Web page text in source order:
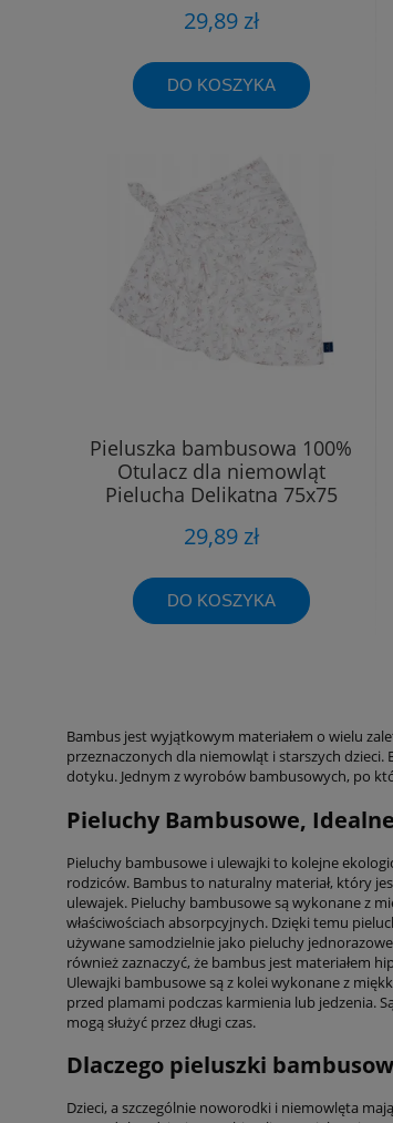
29,89 zł
DO KOSZYKA
Pieluszka bambusowa 100%
Otulacz dla niemowląt
Pielucha Delikatna 75x75
29,89 zł
DO KOSZYKA
Bambus jest wyjątkowym materiałem o wielu
przeznaczonych dla niemowląt i starszych
dotyku. Jednym z wyrobów bambusowych, po
Pieluchy Bambusowe,
Pieluchy bambusowe i ulewajki to kolejne
rodziców. Bambus to naturalny materiał, który
ulewajek. Pieluchy bambusowe są wykonane z
właściwościach absorpcyjnych. Dzięki temu
używane samodzielnie jako pieluchy
również zaznaczyć, że bambus jest materiałem
Ulewajki bambusowe są z kolei wykonane z
przed plamami podczas karmienia lub jedzenia.
mogą służyć przez długi czas.
Dlaczego pieluszki
Dzieci, a szczególnie noworodki i niemowlęta